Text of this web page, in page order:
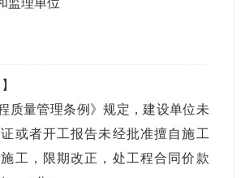
监理单位
】
质量管理条例》规定，建设单位未
或者开工报告未经批准擅自施工
工，限期改正，处工程合同价款